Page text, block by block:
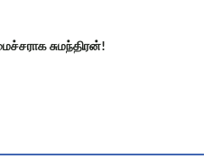
சுமந்திரன்!